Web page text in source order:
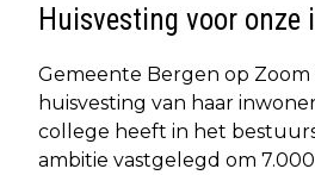
Huisvesting voor onze
Gemeente Bergen op
huisvesting van haar
college heeft in het
ambitie vastgelegd om